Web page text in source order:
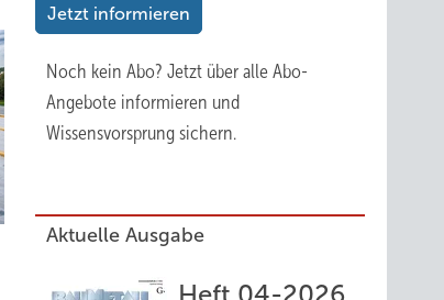
Jetzt informieren
Noch kein Abo? Jetzt über alle Abo-
Angebote informieren und
Wissensvorsprung sichern.
Aktuelle Ausgabe